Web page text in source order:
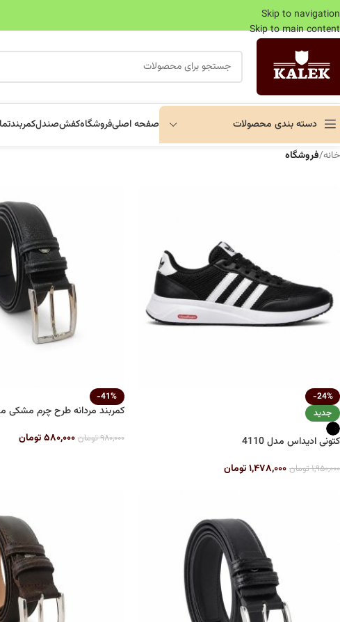
Skip to navigation
Skip to main content
دسته بندی محصولات صفحه اصلیفروشگاهکفشصندلکمربند
خانه/فروشگاه
-24%
جدید
کتونی ادیداس مدل 4110
۱,۹۵۰,۰۰۰تومان ۱,۴۷۸,۰۰۰تومان
-41%
کمربند مردانه طرح چرم مشکی مدل
۹۸۰,۰۰۰تومان ۵۸۰,۰۰۰ تومان